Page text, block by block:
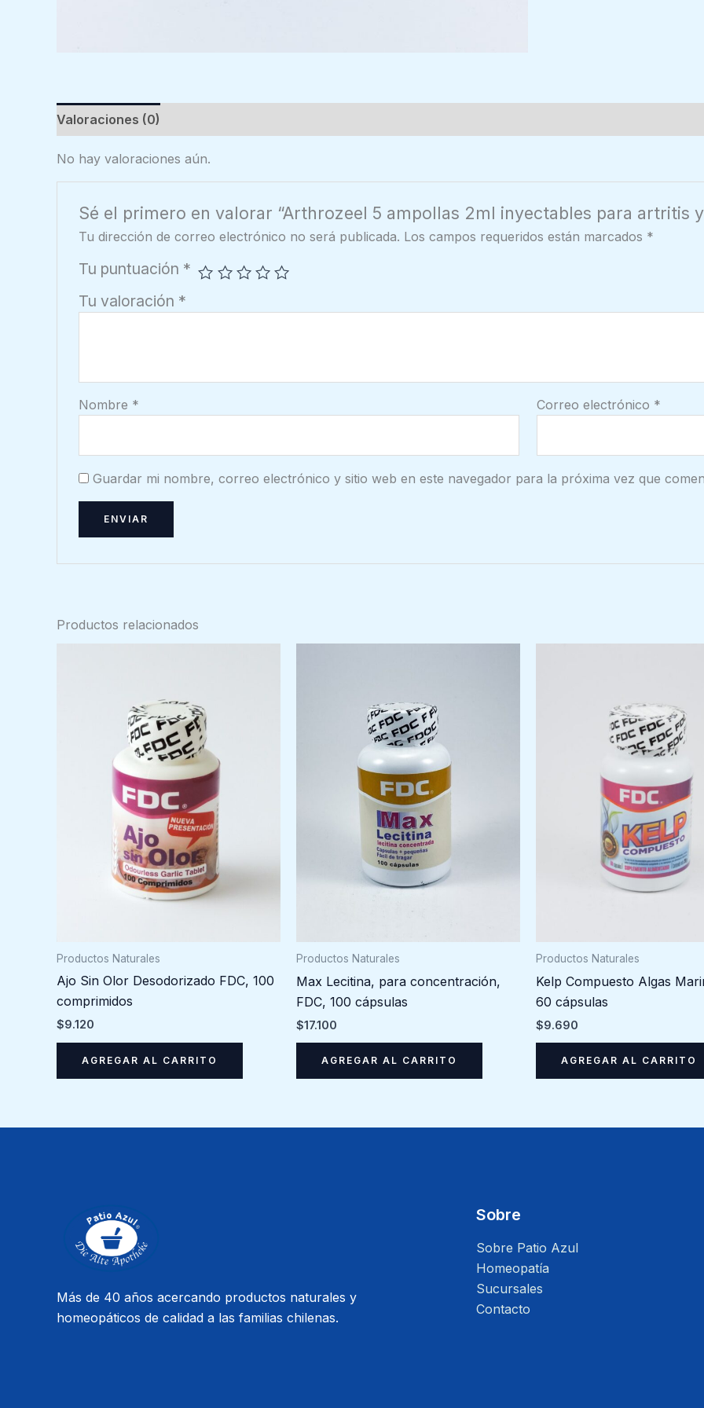
Valoraciones (0)
No hay valoraciones aún.
Sé el primero en valorar “Arthrozeel 5 ampollas 2ml inyectables para artritis y
Tu dirección de correo electrónico no será publicada. Los campos requeridos están marcados *
Tu puntuación *
Tu valoración *
Nombre * Correo electrónico *
Guardar mi nombre, correo electrónico y sitio web en este navegador para la próxima vez que
Productos relacionados
Productos Naturales
Ajo Sin Olor Desodorizado FDC, 100
comprimidos
$9.120
AGREGAR AL CARRITO
Productos Naturales
Max Lecitina, para concentración,
FDC, 100 cápsulas
$17.100
AGREGAR AL CARRITO
Productos Naturales
Kelp Compuesto Algas
60 cápsulas
$9.690
AGREGAR AL CARRITO
Más de 40 años acercando productos naturales y
homeopáticos de calidad a las familias chilenas.
Sobre
Sobre Patio Azul
Homeopatía
Sucursales
Contacto